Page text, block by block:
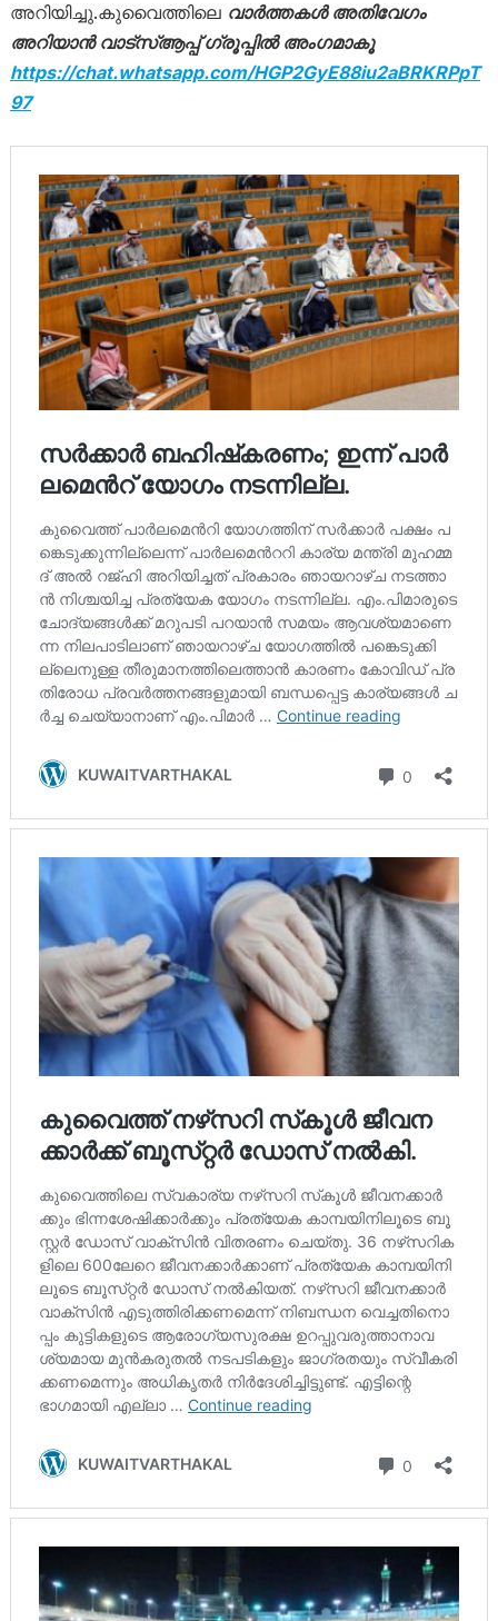
അറിയിച്ചു.കുവൈത്തിലെ വാർത്തകൾ അതിവേഗം
അറിയാൻ വാട്സ്ആപ്പ് ഗ്രൂപ്പിൽ അംഗമാകൂ
https://chat.whatsapp.com/HGP2GyE88iu2aBRKRPpT
97